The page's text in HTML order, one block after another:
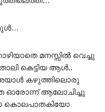
മനസ്സിൽ വെച്ചു
കെട്ടിയ ആൾ..
കഴുത്തിലൊരു
ഓരോന്ന് ആലോചിച്ചു
കൊലപാതകിയോ